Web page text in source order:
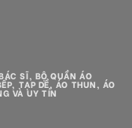
SĨ, BỘ QUẦN ÁO
TẠP DỀ, ÁO THUN, ÁO
VÀ UY TÍN